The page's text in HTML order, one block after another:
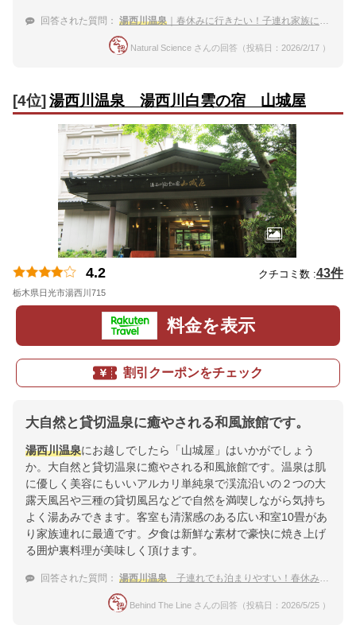
回答された質問： 湯西川温泉 ｜春休みに行きたい！子連れ家族におすすめの宿は？
Natural Science さんの回答（投稿日：2026/2/17 ）
[4位]湯西川温泉 湯西川白雲の宿 山城屋
4.2 クチコミ数 :43件
栃木県日光市湯西川715
料金を表示
割引クーポンをチェック
大自然と貸切温泉に癒やされる和風旅館です。
湯西川温泉にお越しでしたら「山城屋」はいかがでしょう
か。大自然と貸切温泉に癒やされる和風旅館です。温泉は肌
に優しく美容にもいいアルカリ単純泉で渓流沿いの２つの大
露天風呂や三種の貸切風呂などで自然を満喫しながら気持ち
よく湯あみできます。客室も清潔感のある広い和室10畳があ
り家族連れに最適です。夕食は新鮮な素材で豪快に焼き上げ
る囲炉裏料理が美味しく頂けます。
回答された質問： 湯西川温泉 子連れでも泊まりやすい！春休みにおすすめな穴場な宿は？
Behind The Line さんの回答（投稿日：2026/5/25 ）